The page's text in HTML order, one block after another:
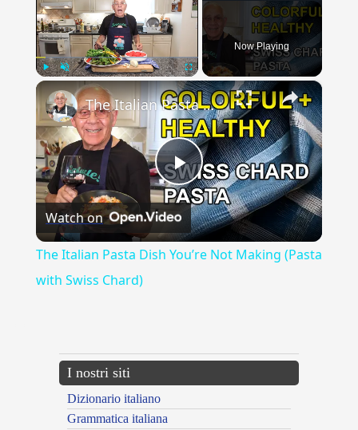
Unmute Fullscreen
Now Playing
×
Play
Video
The Italian Pasta Dish You’re Not Making (Pasta with Swiss Chard)
Watch on
The Italian Pasta Dish You’re Not Making (Pasta
with Swiss Chard)
I nostri siti
Dizionario italiano
Grammatica italiana